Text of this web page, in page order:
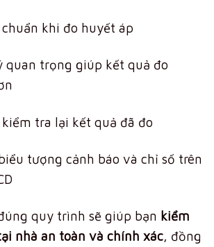
khi đo huyết áp
quan trọng giúp kết quả đo
tra lại kết quả đã đo
tượng cảnh báo và chỉ số trên
quy trình sẽ giúp bạn kiểm
nhà an toàn và chính xác, đồng